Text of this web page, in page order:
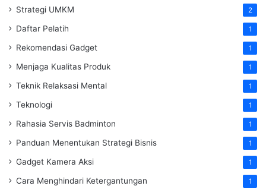
Strategi UMKM 2
Daftar Pelatih 1
Rekomendasi Gadget 1
Menjaga Kualitas Produk 1
Teknik Relaksasi Mental 1
Teknologi 1
Rahasia Servis Badminton 1
Panduan Menentukan Strategi Bisnis 1
Gadget Kamera Aksi 1
Cara Menghindari Ketergantungan 1